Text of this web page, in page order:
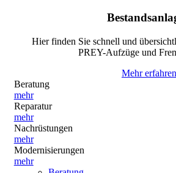
Hier finden Sie schnell und
PREY-Aufzüge und
Mehr erfahren
Beratung
mehr
Reparatur
mehr
Nachrüstungen
mehr
Modernisierungen
mehr